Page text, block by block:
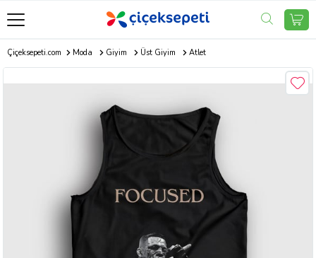
Çiçeksepeti.com Moda Giyim Üst Giyim Atlet